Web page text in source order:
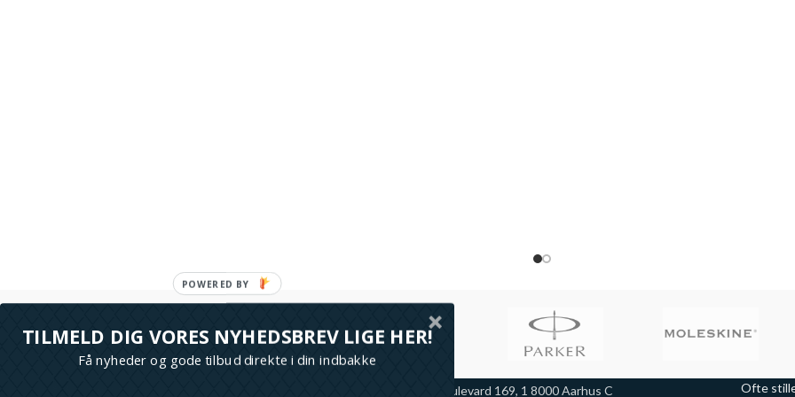
Marselis Boulevard 169, 1 8000 Aarhus C Ofte
TILMELD DIG VORES NYHEDSBREV LIGE HER!
Få nyheder og gode tilbud direkte i din indbakke